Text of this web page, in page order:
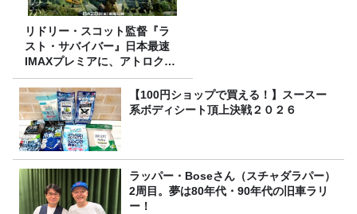
リドリー・スコット監督『ラ
スト・サバイバー』日本最速
IMAXプレミアに、アトロクリ
スナー60名をご招待！
【100円ショップで買える！】スースー
系ボディシート頂上決戦２０２６
ラッパー・Boseさん（スチャダラパー）
2周目。夢は80年代・90年代の旧車ラリ
ー！